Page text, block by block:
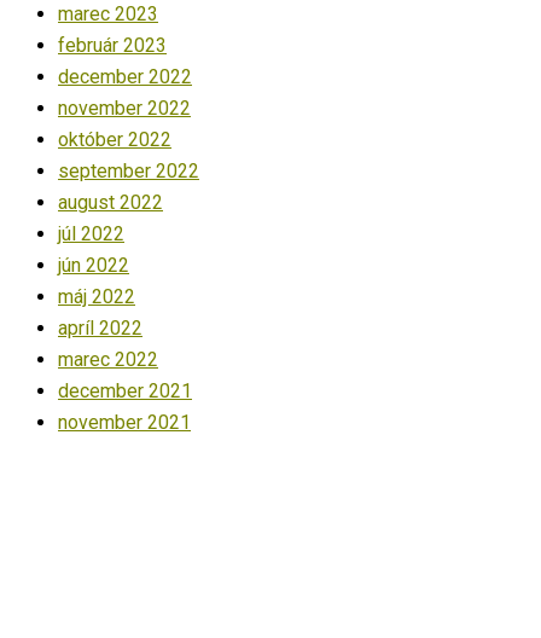
marec 2023
február 2023
december 2022
november 2022
október 2022
september 2022
august 2022
júl 2022
jún 2022
máj 2022
apríl 2022
marec 2022
december 2021
november 2021